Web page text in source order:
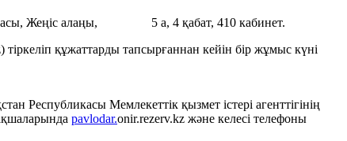
Жеңіс алаңы, 5 а, 4 қабат, 410 кабинет.
құжаттарды тапсырғаннан кейін бір жұмыс күні
Республикасы Мемлекеттік қызмет істері агенттігінің
pavlodar.onir.rezerv.kz және келесі телефоны